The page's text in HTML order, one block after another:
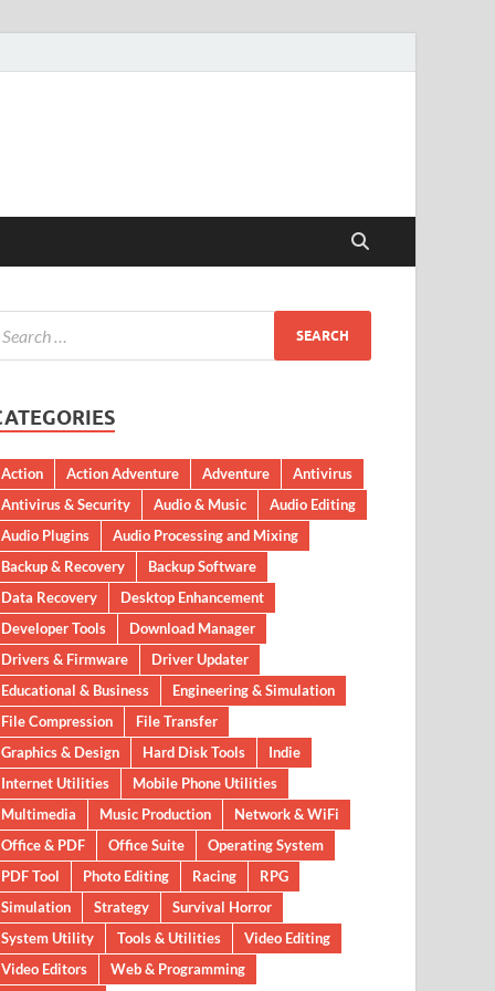
Action Action Adventure Adventure
Antivirus
Antivirus & Security
Audio & Music
Audio Editing
Audio Plugins
Audio Processing and Mixing
Backup & Recovery
Backup Software
Data Recovery
Desktop Enhancement
Developer Tools
Download Manager
Drivers & Firmware
Driver Updater
Educational & Business
Engineering & Simulation
File Compression
File Transfer
Graphics & Design
Hard Disk Tools
Indie
Internet Utilities
Mobile Phone Utilities
Multimedia
Music Production
Network & WiFi
Office & PDF
Office Suite
Operating System
PDF Tool
Photo Editing Racing
RPG
Simulation
Strategy
Survival Horror
System Utility
Tools & Utilities
Video Editing
Video Editors
Web & Programming